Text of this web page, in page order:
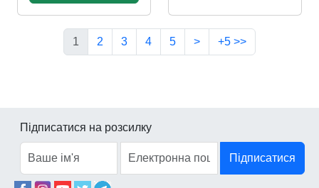
1 2 3 4 5 > +5 >>
Підписатися на розсилку
Підписатися